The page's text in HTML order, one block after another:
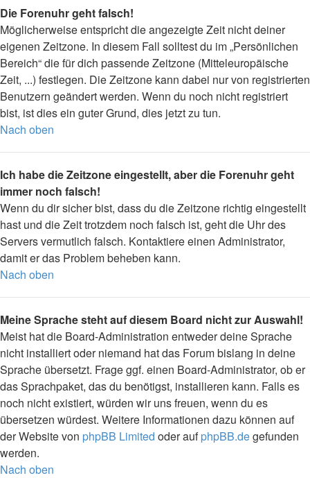
Die Forenuhr geht falsch!
Möglicherweise entspricht die angezeigte Zeit nicht deiner
eigenen Zeitzone. In diesem Fall solltest du im „Persönlichen
Bereich“ die für dich passende Zeitzone (Mitteleuropäische
Zeit, ...) festlegen. Die Zeitzone kann dabei nur von registrierten
Benutzern geändert werden. Wenn du noch nicht registriert
bist, ist dies ein guter Grund, dies jetzt zu tun.
Nach oben
Ich habe die Zeitzone eingestellt, aber die Forenuhr geht
immer noch falsch!
Wenn du dir sicher bist, dass du die Zeitzone richtig eingestellt
hast und die Zeit trotzdem noch falsch ist, geht die Uhr des
Servers vermutlich falsch. Kontaktiere einen Administrator,
damit er das Problem beheben kann.
Nach oben
Meine Sprache steht auf diesem Board nicht zur Auswahl!
Meist hat die Board-Administration entweder deine Sprache
nicht installiert oder niemand hat das Forum bislang in deine
Sprache übersetzt. Frage ggf. einen Board-Administrator, ob er
das Sprachpaket, das du benötigst, installieren kann. Falls es
noch nicht existiert, würden wir uns freuen, wenn du es
übersetzen würdest. Weitere Informationen dazu können auf
der Website von phpBB Limited oder aufphpBB.degefunden
werden.
Nach oben